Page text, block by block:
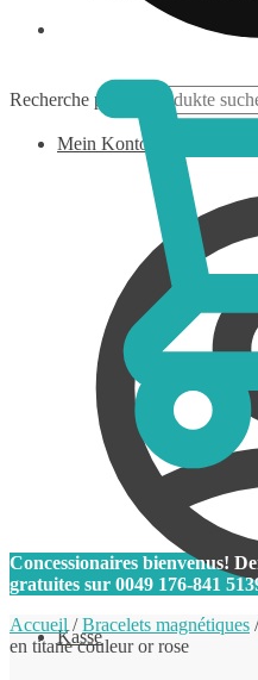
Recherche pour :
Mein Konto
Kasse
Concessionaires bienvenus!
gratuites sur 0049 176-841
Accueil /Bracelets magnétiques
en titane couleur or rose